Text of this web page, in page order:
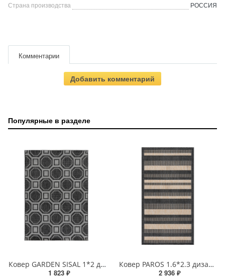
Страна производства РОССИЯ
Комментарии
Добавить комментарий
Популярные в разделе
Ковер GARDEN SISAL 1*2 дизайн E4181 BLACK/CREAM
1 823 ₽
Ковер PAROS 1.6*2.3 дизайн A955A BLACK/CREAM
2 936 ₽